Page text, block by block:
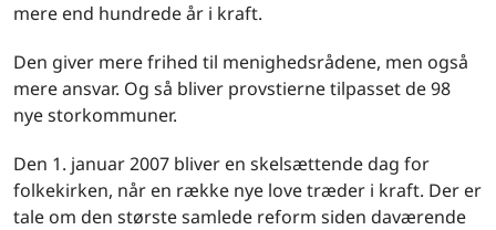
mere end hundrede år i kraft.
Den giver mere frihed til menighedsrådene, men også
mere ansvar. Og så bliver provstierne tilpasset de 98
nye storkommuner.
Den 1. januar 2007 bliver en skelsættende dag for
folkekirken, når en række nye love træder i kraft. Der er
tale om den største samlede reform siden daværende